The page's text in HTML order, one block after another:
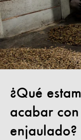
¿Qué
acabar
enjaulado?